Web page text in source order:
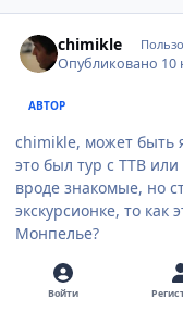
chimikle
Опубликовано 10
АВТОР
chimikle, может быть
это был тур с ТТВ
вроде знакомые, но
экскурсионке, то как
Монпелье?
Только фонтан
индивидуальная
Войти